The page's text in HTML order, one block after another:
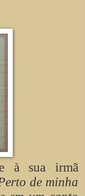
à sua irmã
de minha